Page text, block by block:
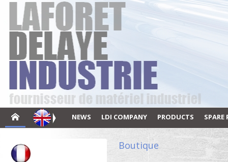
NEWS LDI COMPANY PRODUCTS SPARE
Boutique